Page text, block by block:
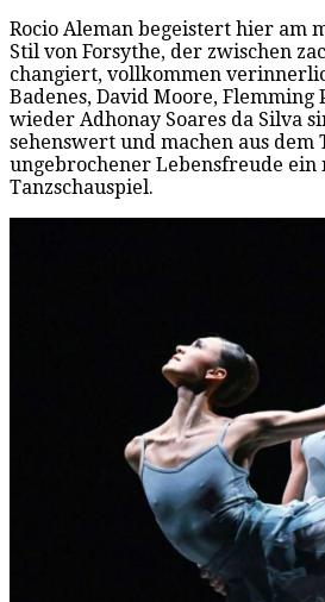
Rocio Aleman begeistert hier am
Stil von Forsythe, der zwischen
changiert, vollkommen
Badenes, David Moore,
wieder Adhonay Soares da Silva
sehenswert und machen aus dem
ungebrochener Lebensfreude ein
Tanzschauspiel.